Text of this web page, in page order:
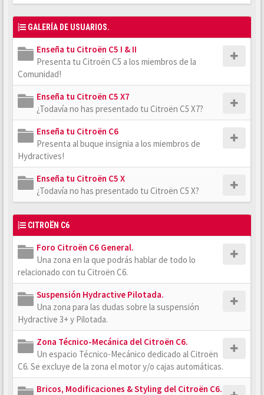
GALERÍA DE USUARIOS.
Enseña tu Citroën C5 I & II
Presenta tu Citroën C5 a los miembros de la
Comunidad!
Enseña tu Citroën C5 X7
¿Todavía no has presentado tu Citroën C5 X7?
Enseña tu Citroën C6
Presenta al buque insignia a los miembros de
Hydractives!
Enseña tu Citroën C5 X
¿Todavía no has presentado tu Citroën C5 X?
CITROËN C6
Foro Citroën C6 General.
Una zona en la que podrás hablar de todo lo
relacionado con tu Citroën C6.
Suspensión Hydractive Pilotada.
Una zona para las dudas sobre la suspensión
Hydractive 3+ y Pilotada.
Zona Técnico-Mecánica del Citroën C6.
Un espacio Técnico-Mecánico dedicado al Citroën
C6. Se excluye de la zona el motor y/o cajas automáticas.
Bricos, Modificaciones & Styling del Citroën C6.